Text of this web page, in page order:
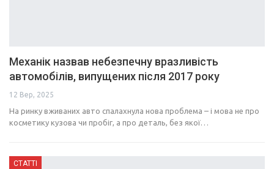
Механік назвав небезпечну вразливість
автомобілів, випущених після 2017 року
12 Вер, 2025
На ринку вживаних авто спалахнула нова проблема – і мова не про
косметику кузова чи пробіг, а про деталь, без якої…
СТАТТІ